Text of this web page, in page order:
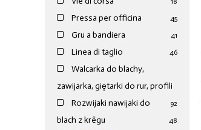
Pressa per officina 45
Gru a bandiera 41
Linea di taglio 46
Walcarka do blachy,
zawijarka, giętarki do rur, profili
92
Rozwijaki nawijaki do
blach z krêgu
48